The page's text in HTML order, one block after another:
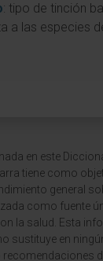
: tipo de tinción
a las especies
en este
tiene como
general
como fuente
la salud. Esta
sustituye en